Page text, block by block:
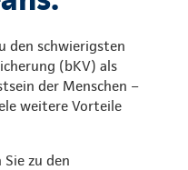
den schwierigsten
(bKV) als
der Menschen –
weitere Vorteile
zu den